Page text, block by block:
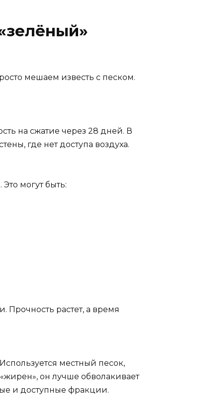
мешаем известь с песком.
на сжатие через 28 дней. В
где нет доступа воздуха.
могут быть:
Прочность растет, а время
местный песок,
он лучше обволакивает
и доступные фракции.